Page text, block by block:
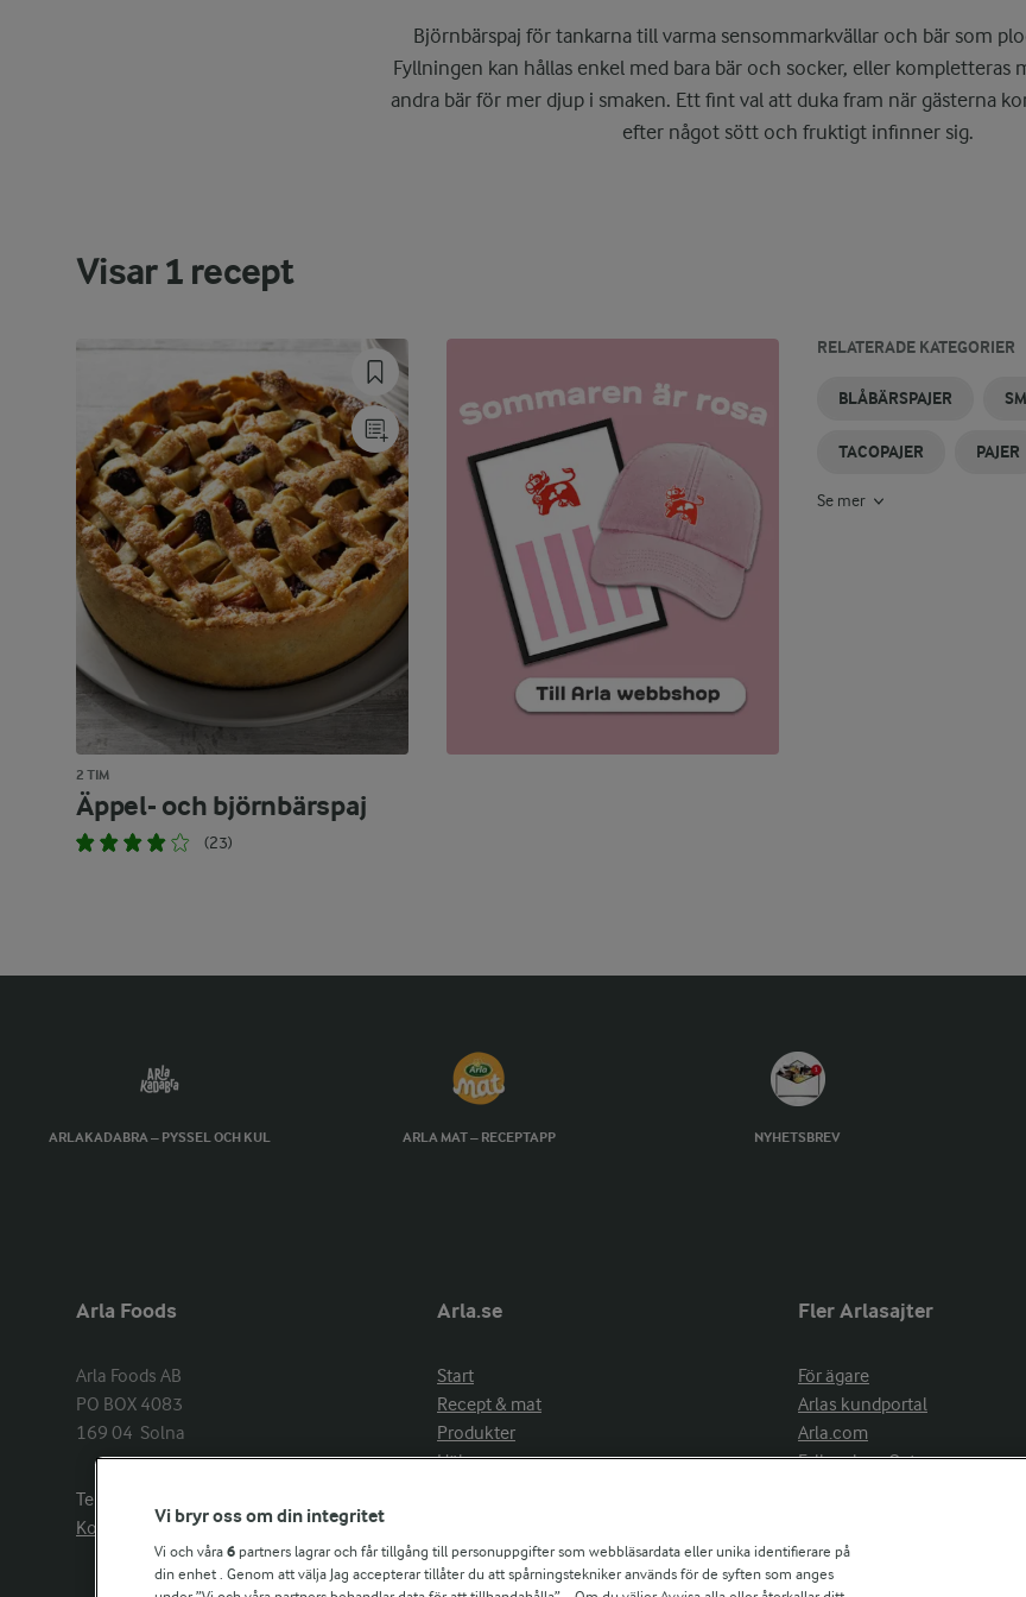
Björnbärspaj för tankarna till varma sensommarkvällar och bär som
Fyllningen kan hållas enkel med bara bär och socker, eller kompletteras
andra bär för mer djup i smaken. Ett fint val att duka fram när gästerna
efter något sött och fruktigt infinner sig.
Visar1 recept
2 TIM
Äppel- och björnbärspaj
(23)
RELATERADE KATEGORIER
BLÅBÄRSPAJER
TACOPAJER PAJER
SMULPAJER
MED
BJÖRNBÄR
BJÖRNBÄRSSYLT
KNÄCKIGA
PAJER
GLUTENFRIA
PAJER
HALLONPAJER
Se mer
ARLAKADABRA – PYSSEL OCH KUL ARLA MAT – RECEPTAPP NYHETSBREV
Arla Foods
Arla Foods AB
PO BOX 4083
169 04  Solna
Telefon:
Kontakta oss
Arla.se
Start
Recept & mat
Produkter
Hälsa
Aktuellt
Om Arla
Fler Arlasajter
För ägare
Arlas kundportal
Arla.com
Falbygdens Ost
Vi bryr oss om din integritet
Vi och våra 6 partners lagrar och får tillgång till personuppgifter som webbläsardata eller unika identifierare på
din enhet . Genom att välja Jag accepterar tillåter du att spårningstekniker används för de syften som anges